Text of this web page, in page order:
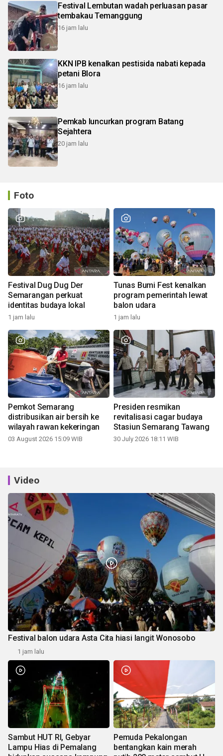
Festival Lembutan wadah perluasan pasar
tembakau Temanggung
16 jam lalu
KKN IPB kenalkan pestisida nabati kepada
petani Blora
16 jam lalu
Pemkab luncurkan program Batang
Sejahtera
20 jam lalu
Foto
Festival Dug Dug Der
Semarangan perkuat
identitas budaya lokal
1 jam lalu
Tunas Bumi Fest kenalkan
program pemerintah lewat
balon udara
1 jam lalu
Pemkot Semarang
distribusikan air bersih ke
wilayah rawan kekeringan
03 August 2026 15:09 WIB
Presiden resmikan
revitalisasi cagar budaya
Stasiun Semarang Tawang
30 July 2026 18:11 WIB
Video
Festival balon udara Asta Cita hiasi langit Wonosobo
1 jam lalu
Sambut HUT RI, Gebyar
Lampu Hias di Pemalang
Pemuda Pekalongan
bentangkan kain merah